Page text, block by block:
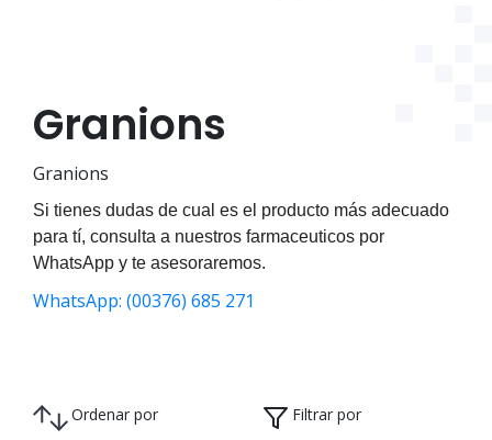
Granions
Granions
Si tienes dudas de cual es el producto más adecuado
para tí, consulta a nuestros farmaceuticos por
WhatsApp y te asesoraremos.
WhatsApp: (00376) 685 271
Ordenar por Filtrar por